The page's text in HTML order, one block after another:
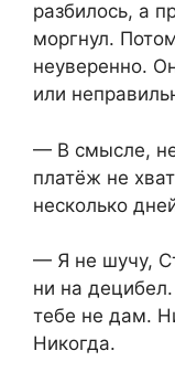
разбилось, а
моргнул.
неуверенно.
или
— В смысле,
платёж не
несколько
— Я не шучу,
ни на
тебе не дам.
Никогда.